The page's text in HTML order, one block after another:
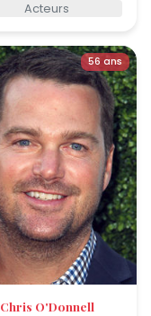
Acteurs
56 ans
Chris O'Donnell